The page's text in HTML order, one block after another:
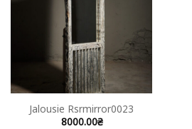
Jalousie Rsrmirror0023
8000.00₴